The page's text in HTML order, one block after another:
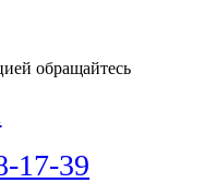
обращайтесь
17-39